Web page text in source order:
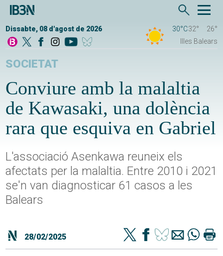
Dissabte, 08 d'agost de 2026 30°C32°
26°
Illes Balears
SOCIETAT
Conviure amb la malaltia
de Kawasaki, una dolència
rara que esquiva en Gabriel
L'associació Asenkawa reuneix els
afectats per la malaltia. Entre 2010 i 2021
se'n van diagnosticar 61 casos a les
Balears
28/02/2025